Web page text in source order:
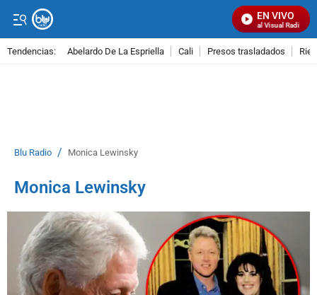
EN VIVO
Señal Visual Radio
Tendencias: Abelardo De La Espriella Cali Presos trasladados
Blu Radio / Monica Lewinsky
Monica Lewinsky